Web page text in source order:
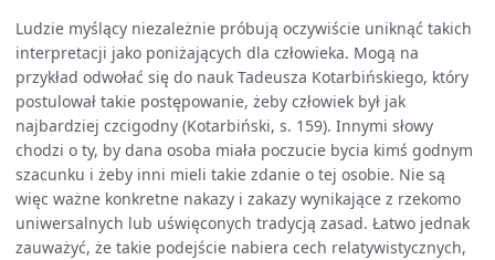
Ludzie myślący niezależnie próbują oczywiście uniknąć takich
interpretacji jako poniżających dla człowieka. Mogą na
przykład odwołać się do nauk Tadeusza Kotarbińskiego, który
postulował takie postępowanie, żeby człowiek był jak
najbardziej czcigodny (Kotarbiński, s. 159). Innymi słowy
chodzi o ty, by dana osoba miała poczucie bycia kimś godnym
szacunku i żeby inni mieli takie zdanie o tej osobie. Nie są
więc ważne konkretne nakazy i zakazy wynikające z rzekomo
uniwersalnych lub uświęconych tradycją zasad. Łatwo jednak
zauważyć, że takie podejście nabiera cech relatywistycznych,